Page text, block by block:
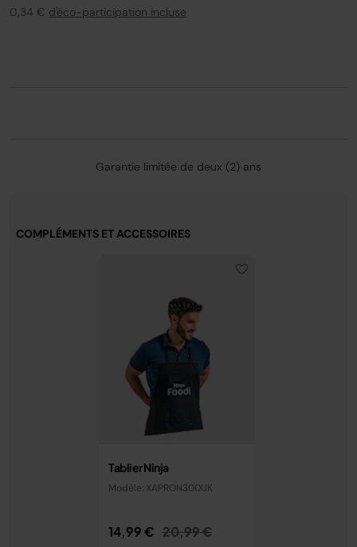
harmonieusement dans toutes les cuisines.
0,34 € d'éco-participation incluse
Garantie limitée de deux (2) ans
COMPLÉMENTS ET ACCESSOIRES
Tablier Ninja
Modèle: XAPRON300UK
14,99 € Prix réduit de
20,99 €au